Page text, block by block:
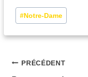
#Notre-Dame
PRÉCÉDENT